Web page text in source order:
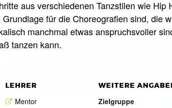
aus verschiedenen Tanzstilen wie
für die Choreografien sind, die
manchmal etwas anspruchsvoller
tanzen kann.
LEHRER
Mentor
WEITERE
Zielgruppe